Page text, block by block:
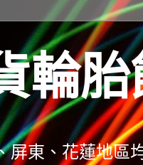
輪胎
東、花蓮地區